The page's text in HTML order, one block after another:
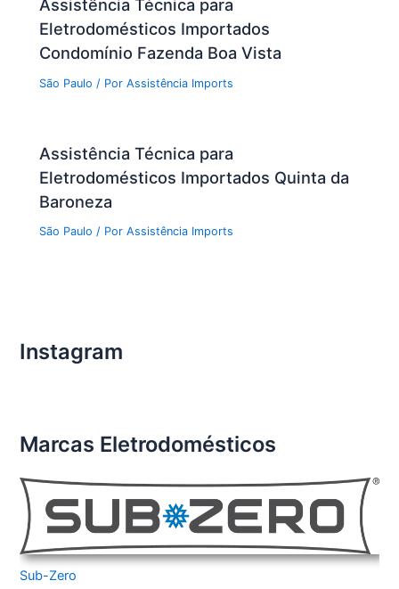
Assistência Técnica para
Eletrodomésticos Importados
Condomínio Fazenda Boa Vista
São Paulo / PorAssistência Imports
Assistência Técnica para
Eletrodomésticos Importados Quinta da
Baroneza
São Paulo / PorAssistência Imports
Instagram
Marcas Eletrodomésticos
Sub-Zero